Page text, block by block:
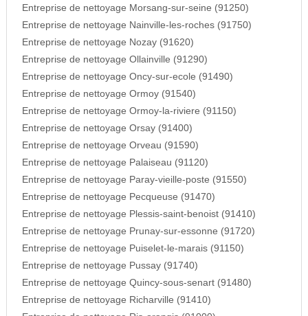
Entreprise de nettoyage Morsang-sur-seine (91250)
Entreprise de nettoyage Nainville-les-roches (91750)
Entreprise de nettoyage Nozay (91620)
Entreprise de nettoyage Ollainville (91290)
Entreprise de nettoyage Oncy-sur-ecole (91490)
Entreprise de nettoyage Ormoy (91540)
Entreprise de nettoyage Ormoy-la-riviere (91150)
Entreprise de nettoyage Orsay (91400)
Entreprise de nettoyage Orveau (91590)
Entreprise de nettoyage Palaiseau (91120)
Entreprise de nettoyage Paray-vieille-poste (91550)
Entreprise de nettoyage Pecqueuse (91470)
Entreprise de nettoyage Plessis-saint-benoist (91410)
Entreprise de nettoyage Prunay-sur-essonne (91720)
Entreprise de nettoyage Puiselet-le-marais (91150)
Entreprise de nettoyage Pussay (91740)
Entreprise de nettoyage Quincy-sous-senart (91480)
Entreprise de nettoyage Richarville (91410)